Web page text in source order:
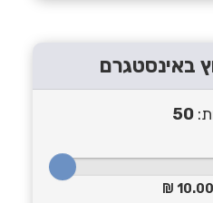
באינסטגרם
50
10.00